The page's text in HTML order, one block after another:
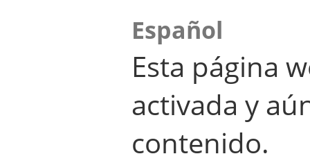
Español
Esta página
activada y
contenido.